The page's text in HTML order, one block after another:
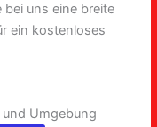
bei uns eine breite
ein kostenloses
Umgebung